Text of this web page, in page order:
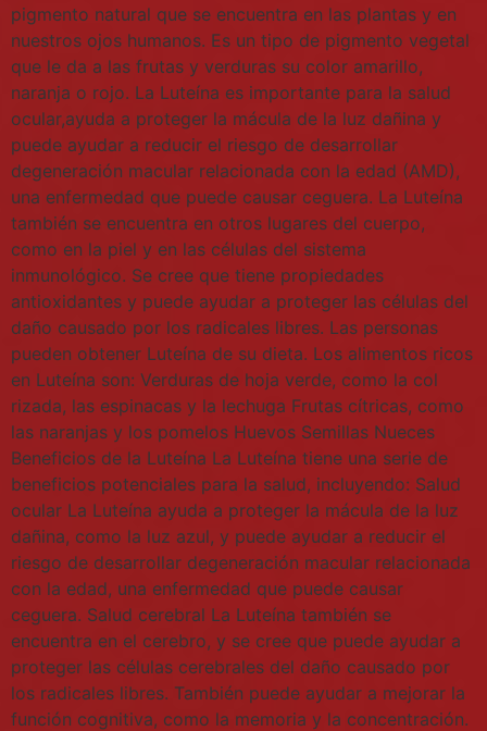
pigmento natural que se encuentra en las plantas y en
nuestros ojos humanos. Es un tipo de pigmento vegetal
que le da a las frutas y verduras su color amarillo,
naranja o rojo. La Luteína es importante para la salud
ocular,ayuda a proteger la mácula de la luz dañina y
puede ayudar a reducir el riesgo de desarrollar
degeneración macular relacionada con la edad (AMD),
una enfermedad que puede causar ceguera. La Luteína
también se encuentra en otros lugares del cuerpo,
como en la piel y en las células del sistema
inmunológico. Se cree que tiene propiedades
antioxidantes y puede ayudar a proteger las células del
daño causado por los radicales libres. Las personas
pueden obtener Luteína de su dieta. Los alimentos ricos
en Luteína son: Verduras de hoja verde, como la col
rizada, las espinacas y la lechuga Frutas cítricas, como
las naranjas y los pomelos Huevos Semillas Nueces
Beneficios de la Luteína La Luteína tiene una serie de
beneficios potenciales para la salud, incluyendo: Salud
ocular La Luteína ayuda a proteger la mácula de la luz
dañina, como la luz azul, y puede ayudar a reducir el
riesgo de desarrollar degeneración macular relacionada
con la edad, una enfermedad que puede causar
ceguera. Salud cerebral La Luteína también se
encuentra en el cerebro, y se cree que puede ayudar a
proteger las células cerebrales del daño causado por
los radicales libres. También puede ayudar a mejorar la
función cognitiva, como la memoria y la concentración.